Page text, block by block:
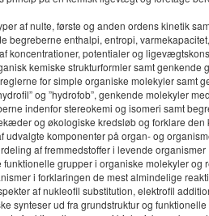
af nulte, første og anden ordens kinetik
begreberne enthalpi, entropi,
koncentrationer, potentialer og
kemiske strukturformler samt genkende
for simple organiske molekyler samt
og ”hydrofob”, genkende molekyler
indenfor stereokemi og isomeri samt
og økologiske kredsløb og forklare
udvalgte komponenter på organ- og
af fremmedstoffer i levende organismer
grupper i organiske molekyler og
i forklaringen de mest almindelige
af nukleofil substitution, elektrofil
synteser ud fra grundstruktur og